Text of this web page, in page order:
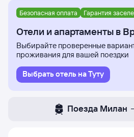
Безопасная оплата Гарантия
Отели и апартаменты в
Выбирайте проверенные
проживания для вашей поездки
Выбрать отель на Туту
Поезда Милан